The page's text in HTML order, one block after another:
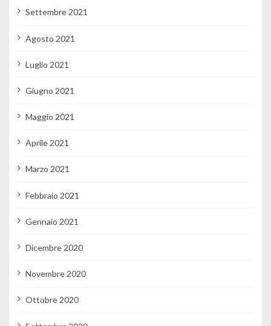
Settembre 2021
Agosto 2021
Luglio 2021
Giugno 2021
Maggio 2021
Aprile 2021
Marzo 2021
Febbraio 2021
Gennaio 2021
Dicembre 2020
Novembre 2020
Ottobre 2020